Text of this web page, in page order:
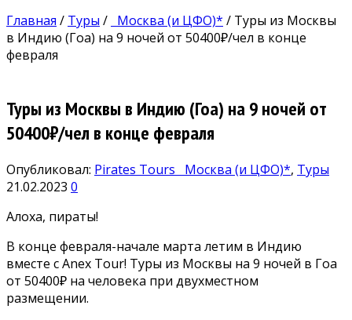
Главная / Туры / Москва (и ЦФО)* / Туры из Москвы
в Индию (Гоа) на 9 ночей от 50400₽/чел в конце
февраля
Туры из Москвы в Индию (Гоа) на 9 ночей от
50400₽/чел в конце февраля
Опубликовал: Pirates Tours Москва (и ЦФО)*, Туры
21.02.2023 0
Алоха, пираты!
В конце февраля-начале марта летим в Индию
вмeсте с Anex Tour! Туры из Москвы на 9 ночей в Гоа
от 50400₽ на человека при двухместном
размещении.